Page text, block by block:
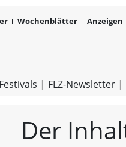
Wochenblätter Anzeigen
Festivals FLZ-Newsletter
Der